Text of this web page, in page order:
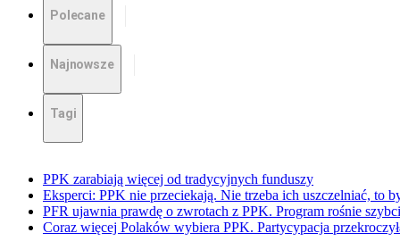
Polecane
Najnowsze
Tagi
PPK zarabiają więcej od tradycyjnych funduszy
Eksperci: PPK nie przeciekają. Nie trzeba ich uszczelniać, to
PFR ujawnia prawdę o zwrotach z PPK. Program rośnie
Coraz więcej Polaków wybiera PPK. Partycypacja